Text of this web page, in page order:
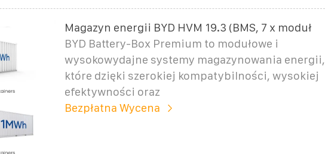
Magazyn energii BYD HVM 19.3 (BMS, 7 x moduł
BYD Battery-Box Premium to modułowe i
wysokowydajne systemy magazynowania energii,
które dzięki szerokiej kompatybilności, wysokiej
efektywności oraz
Bezpłatna Wycena